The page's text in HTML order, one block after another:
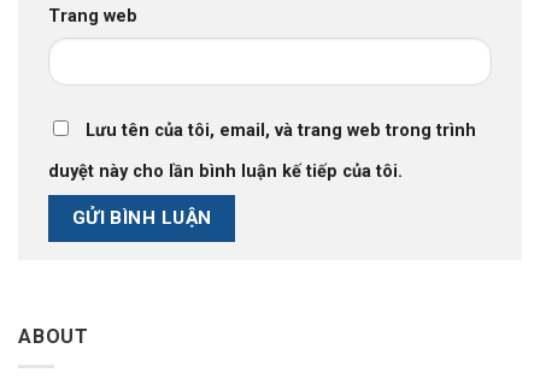
ABOUT
Trang web
Lưu tên của tôi, email, và trang web trong trình
duyệt này cho lần bình luận kế tiếp của tôi.